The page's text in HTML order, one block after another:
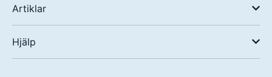
Artiklar
Hjälp